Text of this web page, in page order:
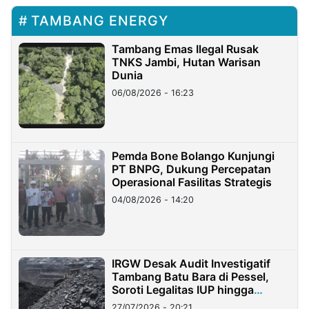
TAMBANG ENERGY
Tambang Emas Ilegal Rusak
TNKS Jambi, Hutan Warisan
Dunia
06/08/2026 - 16:23
Pemda Bone Bolango Kunjungi
PT BNPG, Dukung Percepatan
Operasional Fasilitas Strategis
04/08/2026 - 14:20
IRGW Desak Audit Investigatif
Tambang Batu Bara di Pessel,
Soroti Legalitas IUP hingga
Stockpile